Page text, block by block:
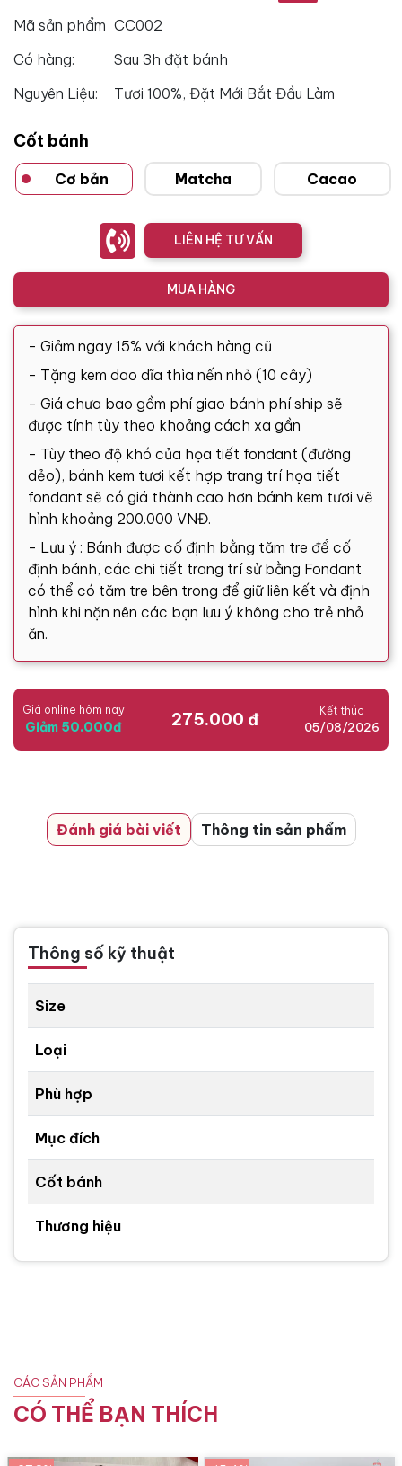
Mã sản phẩm CC002
Có hàng:
Sau 3h đặt bánh
Nguyên Liệu:
Tươi 100%, Đặt Mới Bắt Đầu Làm
Cốt bánh
Cơ bản Matcha Cacao
LIÊN HỆ TƯ VẤN
MUA HÀNG
- Giảm ngay 15% với khách hàng cũ
- Tặng kem dao dĩa thìa nến nhỏ (10 cây)
- Giá chưa bao gồm phí giao bánh phí ship sẽ
được tính tùy theo khoảng cách xa gần
- Tùy theo độ khó của họa tiết fondant (đường
dẻo), bánh kem tươi kết hợp trang trí họa tiết
fondant sẽ có giá thành cao hơn bánh kem tươi vẽ
hình khoảng 200.000 VNĐ.
- Lưu ý : Bánh được cố định bằng tăm tre để cố
định bánh, các chi tiết trang trí sử bằng Fondant
có thể có tăm tre bên trong để giữ liên kết và định
hình khi nặn nên các bạn lưu ý không cho trẻ nhỏ
ăn.
Giá online hôm nay
Giảm 50.000đ 275.000 đ Kết thúc
05/08/2026
Đánh giá bài viết Thông tin sản phẩm
Thông số kỹ thuật
Size
Loại
Phù hợp
Mục đích
Cốt bánh
Thương hiệu
CÁC SẢN PHẨM
CÓ THỂ BẠN THÍCH